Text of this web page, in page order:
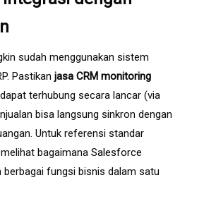
sudah menggunakan sistem
Pastikan jasa CRM monitoring
terhubung secara lancar (via
bisa langsung sinkron dengan
Untuk referensi standar
bagaimana Salesforce
berbagai fungsi bisnis dalam satu